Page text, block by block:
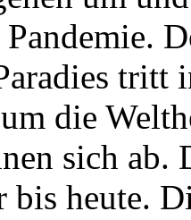
tritt
die
sich
bis heute.